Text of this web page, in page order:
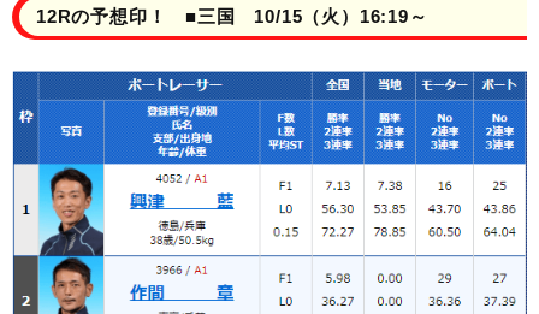
12Rの予想印！ ■三国 10/15（火）16:19～